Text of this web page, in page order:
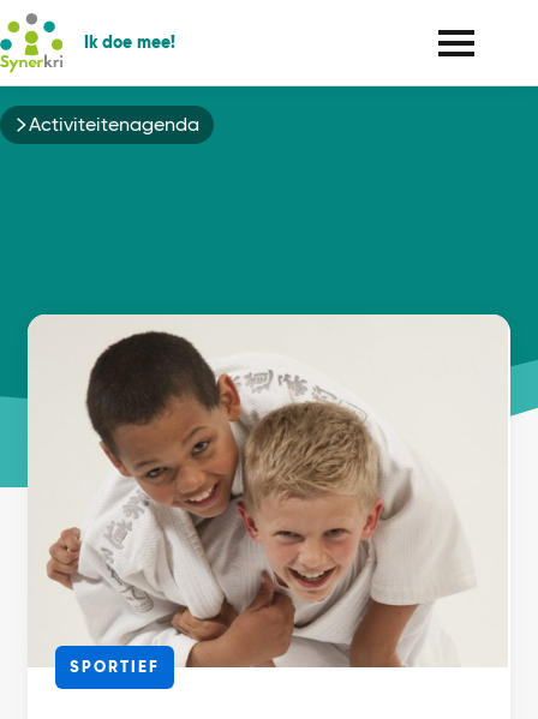
Ik doe mee!
Kruimelpad
Activiteitenagenda
SPORTIEF